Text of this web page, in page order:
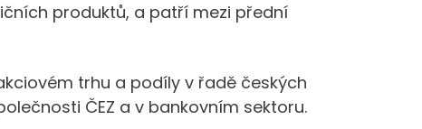
produktů, a patří mezi přední
trhu a podíly v řadě českých
ČEZ a v bankovním sektoru.